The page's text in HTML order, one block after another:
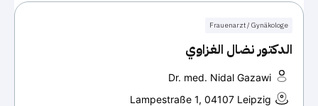
Frauenarzt / Gynäkologe
الدكتور نضال الغزاوي
Dr. med. Nidal Gazawi
Lampestraße 1, 04107 Leipzig